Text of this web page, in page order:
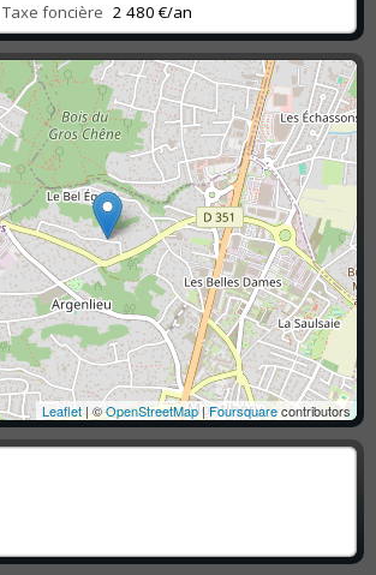
Taxe foncière 2 480 €/an
Leaflet| ©OpenStreetMap|Foursquarecontributors